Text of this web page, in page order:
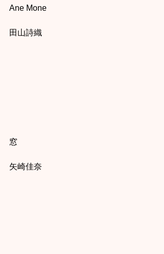
Ane Mone
田山詩織
窓
矢崎佳奈